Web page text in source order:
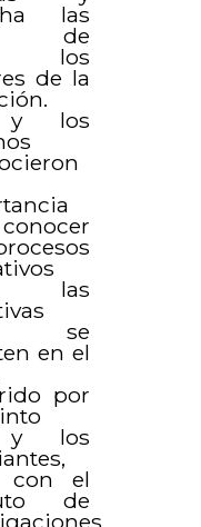
las
de
los
de la
y los
las
se
en el
por
y los
con el
de